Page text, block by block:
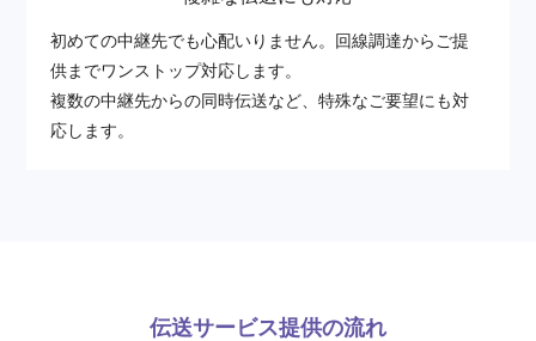
初めての中継先でも心配いりません。回線調達からご提
供までワンストップ対応します。
複数の中継先からの同時伝送など、特殊なご要望にも対
応します。
伝送サービス提供の流れ